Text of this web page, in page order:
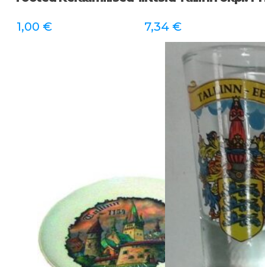
1,00 € 7,34 €